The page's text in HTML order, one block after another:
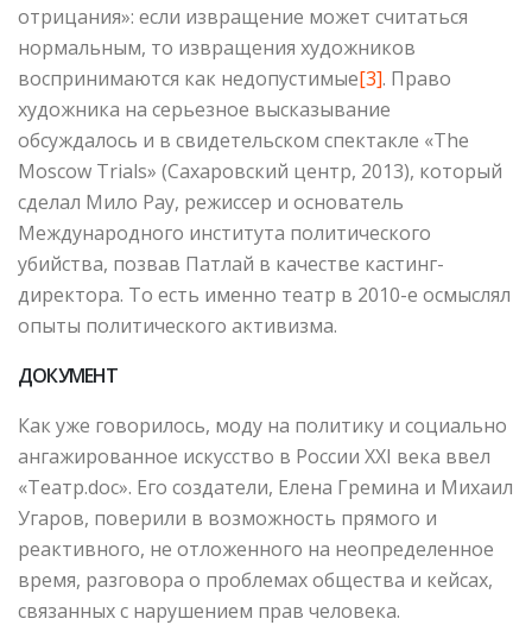
отрицания»: если извращение может считаться
нормальным, то извращения художников
воспринимаются как недопустимые[3]. Право
художника на серьезное высказывание
обсуждалось и в свидетельском спектакле «The
Moscow Trials» (Сахаровский центр, 2013), который
сделал Мило Рау, режиссер и основатель
Международного института политического
убийства, позвав Патлай в качестве кастинг-
директора. То есть именно театр в 2010-е осмыслял
опыты политического активизма.
ДОКУМЕНТ
Как уже говорилось, моду на политику и социально
ангажированное искусство в России XXI века ввел
«Театр.doc». Его создатели, Елена Гремина и Михаил
Угаров, поверили в возможность прямого и
реактивного, не отложенного на неопределенное
время, разговора о проблемах общества и кейсах,
связанных с нарушением прав человека.